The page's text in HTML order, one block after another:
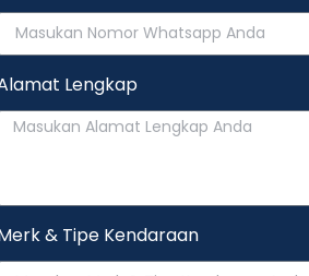
Lengkap
& Tipe Kendaraan